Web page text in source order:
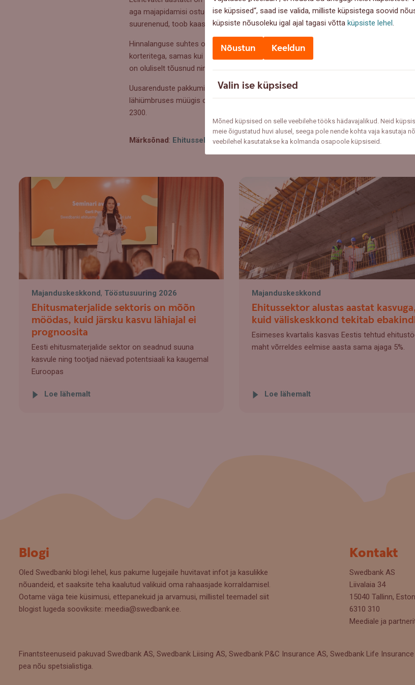
ise küpsised“, saad ise valida, milliste küpsistega soovid
küpsiste nõusoleku igal ajal tagasi võttaküpsiste lehel
Nõustun Keeldun
Valin ise küpsised
Mõned küpsised on selle veebilehe tööks hädavajalikud. Neid
meie õigustatud huvi alusel, seega pole nende kohta vaja kasutaja
veebilehel kasutatakse ka kolmanda osapoole küpsiseid.
aga majapidamisi ostuotsuseid paremini enda jaoks läbi mõtlema. Nõudluse
suurenenud, toob kaasa ka hindade languse, mis jääb Swedbanki hinnangul
Hinnalanguse suhtes on tundlikum järelturul. Neljandas kvartalis oli pealinna
korteritega, samas kui pakkumine on suurenenud. Uusarenduste turul on hindade
on oluliselt tõusnud ning uusi projekte on turule tulnud varasemast vähem.
Uusarenduste pakkumine neljandas kvartalis veidi suurenes ning osaliselt on selle
lähiümbruses müügis olevate korterite arv uusarendustes oli esimesel poolaastal
2300.
Märksõnad: Ehitussektor
Majanduskeskkond, Tööstusuuring 2026
Ehitusmaterjalide sektoris on mõõn
möödas, kuid järsku kasvu lähiajal ei
prognoosita
Eesti ehitusmaterjalide sektor on seadnud suuna
kasvule ning tootjad näevad potentsiaali ka kaugemal
Euroopas
Loe lähemalt
Majanduskeskkond
Ehitussektor alustas aastat
kuid väliskeskkond tekitab
Esimeses kvartalis kasvas Eestis tehtud
maht võrreldes eelmise aasta sama ajaga 5%.
Loe lähemalt
Blogi
Oled Swedbanki blogi lehel, kus pakume lugejaile huvitavat infot ja kasulikke
nõuandeid, et saaksite teha kaalutud valikuid oma rahaasjade korraldamisel.
Ootame väga teie küsimusi, ettepanekuid ja arvamusi, millistel teemadel siit
blogist lugeda sooviksite: meedia@swedbank.ee.
Kontakt
Swedbank AS
Liivalaia 34
15040 Tallinn,
6310 310
Meediale ja
Finantsteenuseid pakuvad Swedbank AS, Swedbank Liising AS, Swedbank P&C Insurance AS, Swedbank Life
pea nõu spetsialistiga.